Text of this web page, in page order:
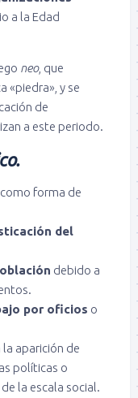
a la Edad
neo, que
«piedra», y se
de
a este periodo.
como forma de
del
debido a
por oficios o
la aparición de
políticas o
la escala social.